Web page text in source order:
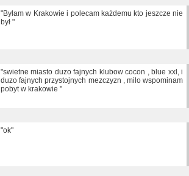
"Byłam w Krakowie i polecam każdemu kto jeszcze nie
był "
"swietne miasto duzo fajnych klubow cocon , blue xxl, i
duzo fajnych przystojnych mezczyzn , milo wspominam
pobyt w krakowie "
"ok"